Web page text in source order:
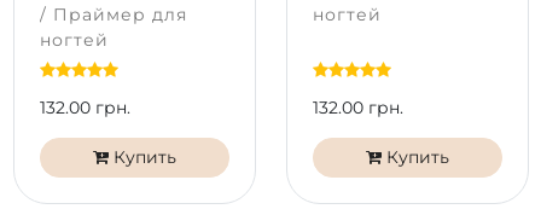
устройстве.
/ Праймер для
ногтей
132.00 грн.
Купить
ногтей
132.00 грн.
Купить